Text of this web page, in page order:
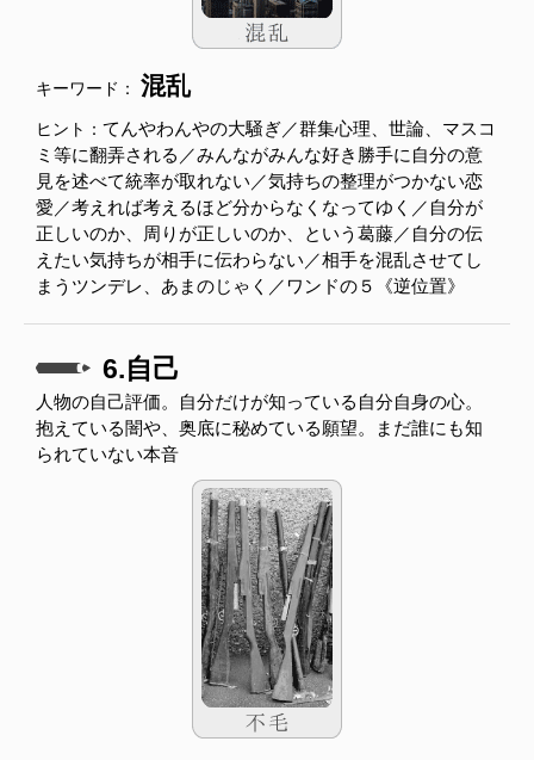
キーワード： 混乱
ヒント： てんやわんやの大騒ぎ／群集心理、世論、マスコ
ミ等に翻弄される／みんながみんな好き勝手に自分の意
見を述べて統率が取れない／気持ちの整理がつかない恋
愛／考えれば考えるほど分からなくなってゆく／自分が
正しいのか、周りが正しいのか、という葛藤／自分の伝
えたい気持ちが相手に伝わらない／相手を混乱させてし
まうツンデレ、あまのじゃく／ワンドの５《逆位置》
6.自己
人物の自己評価。自分だけが知っている自分自身の心。
抱えている闇や、奥底に秘めている願望。まだ誰にも知
られていない本音